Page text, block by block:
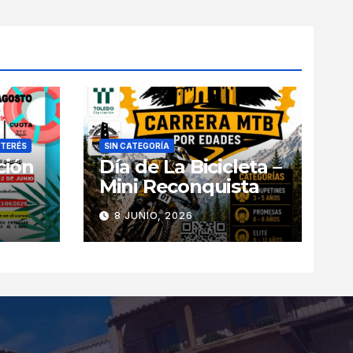
SIN CATEGORÍA
Día de La Bicicleta –
Mini Reconquista
8 JUNIO, 2026